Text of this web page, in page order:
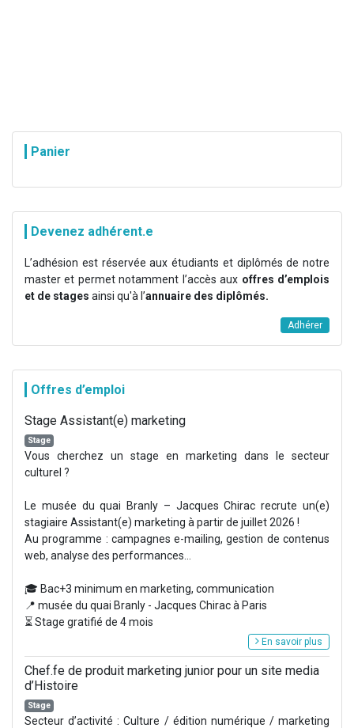
Panier
Devenez adhérent.e
L’adhésion est réservée aux étudiants et diplômés de notre
master et permet notamment l’accès aux offres d’emplois
et de stages ainsi qu'à l’annuaire des diplômés.
Adhérer
Offres d’emploi
Stage Assistant(e) marketing
Stage
Vous cherchez un stage en marketing dans le secteur
culturel ?
Le musée du quai Branly – Jacques Chirac recrute un(e)
stagiaire Assistant(e) marketing à partir de juillet 2026 !
Au programme : campagnes e-mailing, gestion de contenus
web, analyse des performances...
🎓 Bac+3 minimum en marketing, communication
📍 musée du quai Branly - Jacques Chirac à Paris
⏳ Stage gratifié de 4 mois
En savoir plus
Chef.fe de produit marketing junior pour un site media
d’Histoire
Stage
Secteur d’activité : Culture / édition numérique / marketing